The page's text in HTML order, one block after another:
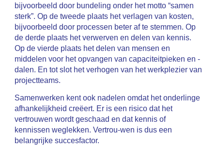
bijvoorbeeld door bundeling onder het motto “samen
sterk”. Op de tweede plaats het verlagen van kosten,
bijvoorbeeld door processen beter af te stemmen. Op
de derde plaats het verwerven en delen van kennis.
Op de vierde plaats het delen van mensen en
middelen voor het opvangen van capaciteitpieken en -
dalen. En tot slot het verhogen van het werkplezier van
projectteams.
Samenwerken kent ook nadelen omdat het onderlinge
afhankelijkheid creëert. Er is een risico dat het
vertrouwen wordt geschaad en dat kennis of
kennissen weglekken. Vertrou-wen is dus een
belangrijke succesfactor.